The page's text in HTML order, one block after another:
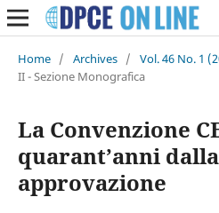
Home / Archives / Vol. 46 No. 1
II - Sezione Monografica
La Convenzione
quarant’anni
approvazione